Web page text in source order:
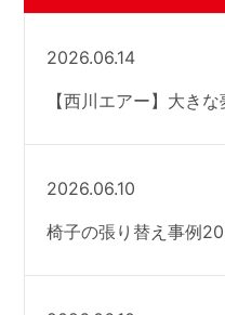
2026.06.14
【西川エアー】大き
2026.06.10
椅子の張り替え事例